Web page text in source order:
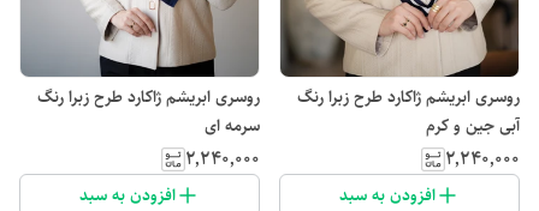
روسری ابریشم ژاکارد طرح زبرا رنگ
آبی جین و کرم
۲٬۲۴۰٬۰۰۰
افزودن به سبد
روسری ابریشم ژاکارد طرح زبرا رنگ
سرمه ای
۲٬۲۴۰٬۰۰۰
افزودن به سبد